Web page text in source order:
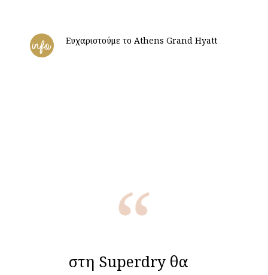
info Ευχαριστούμε το Athens Grand Hyatt
στη Superdry θα